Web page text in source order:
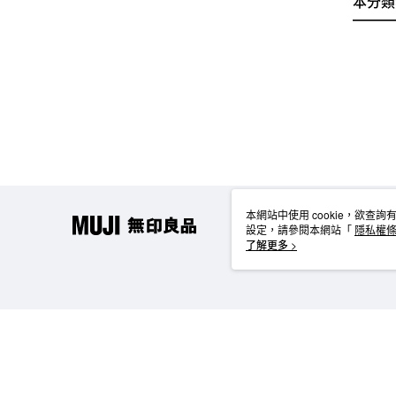
本網站中使用 cookie，欲查詢
設定，請參閱本網站「 隱私權
使用 cookie。
了解更多 >